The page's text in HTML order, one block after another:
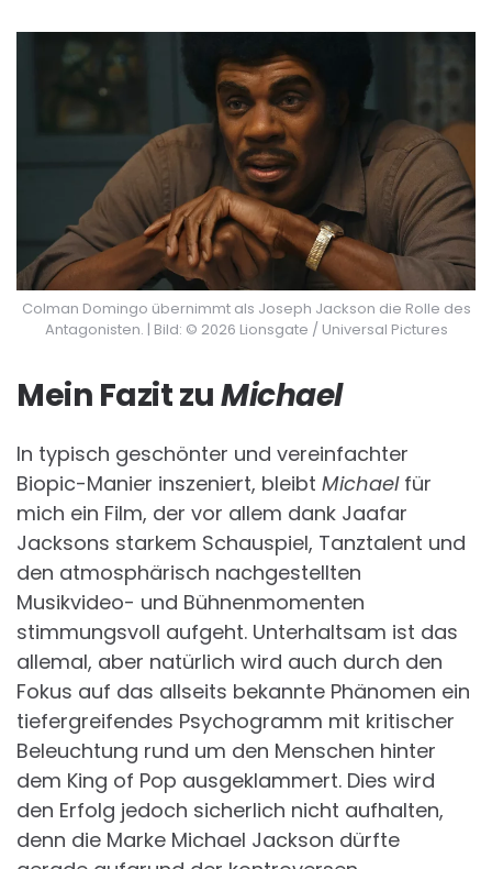
Colman Domingo übernimmt als Joseph Jackson die Rolle des
Antagonisten. | Bild: © 2026 Lionsgate / Universal Pictures
Mein Fazit zuMichael
In typisch geschönter und vereinfachter
Biopic-Manier inszeniert, bleibt Michaelfür
mich ein Film, der vor allem dank Jaafar
Jacksons starkem Schauspiel, Tanztalent und
den atmosphärisch nachgestellten
Musikvideo- und Bühnenmomenten
stimmungsvoll aufgeht. Unterhaltsam ist das
allemal, aber natürlich wird auch durch den
Fokus auf das allseits bekannte Phänomen ein
tiefergreifendes Psychogramm mit kritischer
Beleuchtung rund um den Menschen hinter
dem King of Pop ausgeklammert. Dies wird
den Erfolg jedoch sicherlich nicht aufhalten,
denn die Marke Michael Jackson dürfte